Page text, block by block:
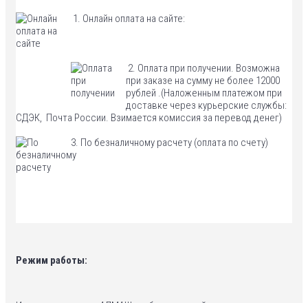
1. Онлайн оплата на сайте:
2. Оплата при получении. Возможна
при заказе на сумму не более 12000
рублей .(Наложенным платежом при
доставке через курьерские службы:
СДЭК, Почта России. Взимается комиссия за перевод денег)
3. По безналичному расчету (оплата по счету)
Режим работы: